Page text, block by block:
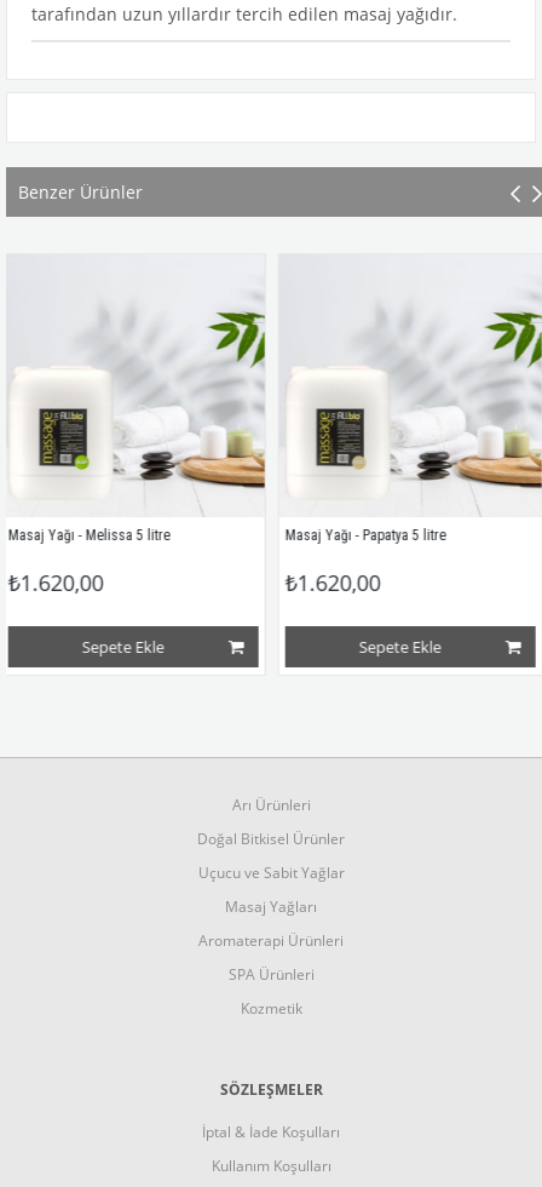
tarafından uzun yıllardır tercih edilen masaj yağıdır.
Benzer Ürünler
- Melissa 5 litre
Sepete Ekle
Masaj Yağı - Papatya 5 litre
₺1.620,00
Sepete Ekle
Arı Ürünleri
Doğal Bitkisel Ürünler
Uçucu ve Sabit Yağlar
Masaj Yağları
Aromaterapi Ürünleri
SPA Ürünleri
Kozmetik
SÖZLEŞMELER
İptal & İade Koşulları
Kullanım Koşulları